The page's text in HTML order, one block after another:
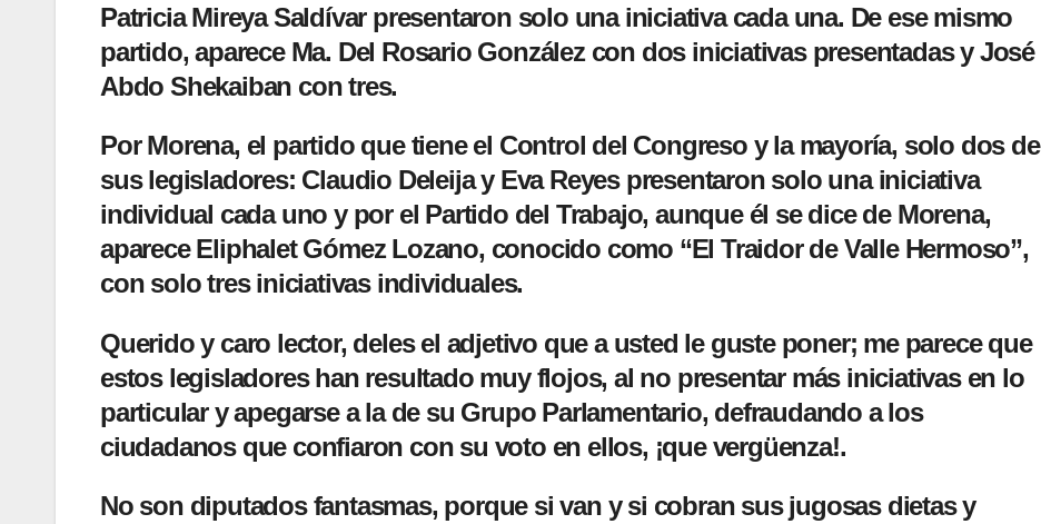
Patricia Mireya Saldívar presentaron solo una iniciativa cada una. De ese mismo
partido, aparece Ma. Del Rosario González con dos iniciativas presentadas y José
Abdo Shekaiban con tres.
PorMorena, el partido que tiene el Control del Congreso y la mayoría, solo dos de
sus legisladores: Claudio Deleija y Eva Reyes presentaron solo una iniciativa
individual cada uno y por el Partido del Trabajo, aunque él se dice de Morena,
aparece Eliphalet Gómez Lozano, conocido como “El Traidor de Valle Hermoso”,
con solo tres iniciativas individuales.
Querido y caro lector, deles el adjetivo que a usted le guste poner; me parece que
estos legisladores han resultado muy flojos, al no presentar más iniciativas en lo
particular y apegarse a la de su Grupo Parlamentario, defraudando a los
ciudadanos que confiaron con su voto en ellos, ¡que vergüenza!.
No son diputados fantasmas, porque si van y si cobran sus jugosas dietas y